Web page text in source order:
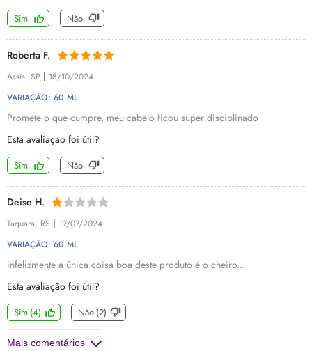
Sim Não
Roberta F.
Assis, SP | 18/10/2024
VARIAÇÃO: 60 ML
Promete o que cumpre, meu cabelo ficou super disciplinado
Esta avaliação foi útil?
Sim Não
Deise H.
Taquara, RS | 19/07/2024
VARIAÇÃO: 60 ML
infelizmente a única coisa boa deste produto é o cheiro...
Esta avaliação foi útil?
Sim (4) Não (2)
Mais comentários